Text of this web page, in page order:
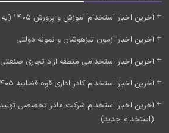
آخرین اخبار استخدام آموزش و پرورش 1405 (به زودی)
آخرین اخبار آزمون تیزهوشان و نمونه دولتی
آخرین اخبار استخدامی منطقه آزاد تجاری صنعتی 1405
آخرین اخبار استخدام کادر اداری قوه قضاییه 1405 (به زودی)
(استخدام جدید)